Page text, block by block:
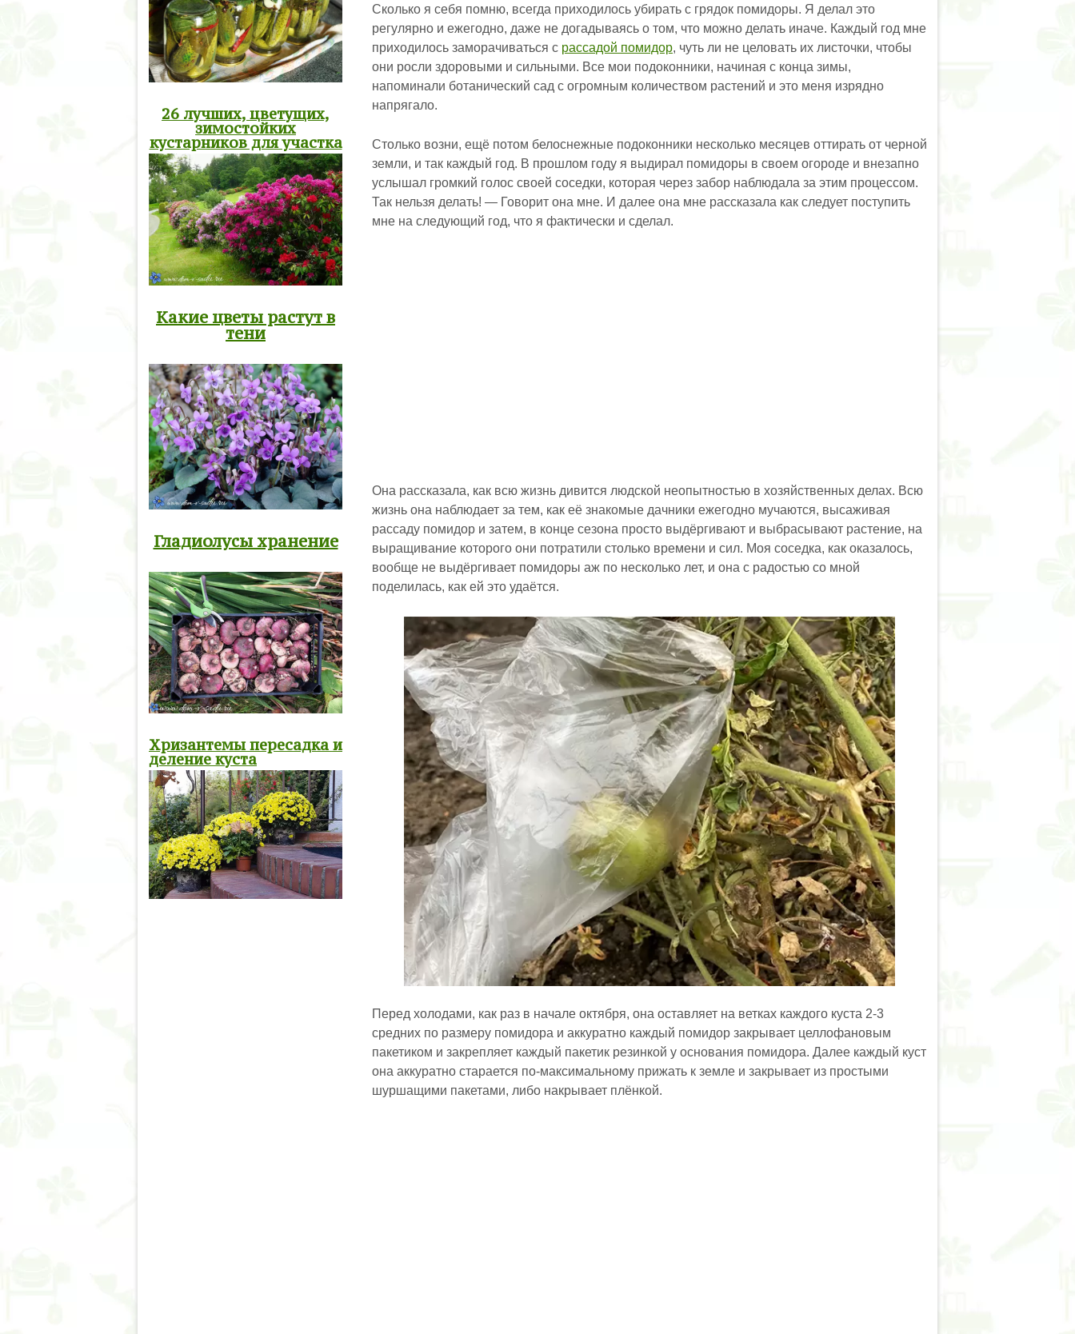
Сколько я себя помню, всегда приходилось убирать с грядок помидоры. Я делал это
регулярно и ежегодно, даже не догадываясь о том, что можно делать иначе. Каждый год мне
приходилось заморачиваться с рассадой помидор, чуть ли не целовать их листочки, чтобы
они росли здоровыми и сильными. Все мои подоконники, начиная с конца зимы,
напоминали ботанический сад с огромным количеством растений и это меня изрядно
напрягало.
Столько возни, ещё потом белоснежные подоконники несколько месяцев оттирать от черной
земли, и так каждый год. В прошлом году я выдирал помидоры в своем огороде и внезапно
услышал громкий голос своей соседки, которая через забор наблюдала за этим процессом.
Так нельзя делать! — Говорит она мне. И далее она мне рассказала как следует поступить
мне на следующий год, что я фактически и сделал.
Она рассказала, как всю жизнь дивится людской неопытностью в хозяйственных делах. Всю
жизнь она наблюдает за тем, как её знакомые дачники ежегодно мучаются, высаживая
рассаду помидор и затем, в конце сезона просто выдёргивают и выбрасывают растение, на
выращивание которого они потратили столько времени и сил. Моя соседка, как оказалось,
вообще не выдёргивает помидоры аж по несколько лет, и она с радостью со мной
поделилась, как ей это удаётся.
Перед холодами, как раз в начале октября, она оставляет на ветках каждого куста 2-3
средних по размеру помидора и аккуратно каждый помидор закрывает целлофановым
пакетиком и закрепляет каждый пакетик резинкой у основания помидора. Далее каждый куст
она аккуратно старается по-максимальному прижать к земле и закрывает из простыми
шуршащими пакетами, либо накрывает плёнкой.
26 лучших, цветущих,
зимостойких
кустарников для участка
Какие цветы растут в
тени
Гладиолусы хранение
Хризантемы пересадка и
деление куста